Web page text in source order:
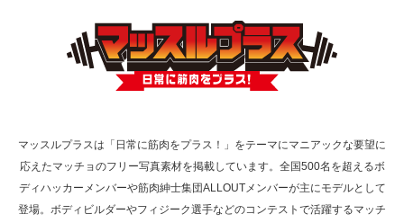
映画「メカバース」舞台挨拶へマッスルプラ
スメンバーが出演（3…
ルプ…
マッスルプラスは「日常に筋肉をプラス！」をテーマにマニアックな要望に
応えたマッチョのフリー写真素材を掲載しています。全国500名を超えるボ
ディハッカーメンバーや筋肉紳士集団ALLOUTメンバーが主にモデルとして
登場。ボディビルダーやフィジーク選手などのコンテストで活躍するマッチ